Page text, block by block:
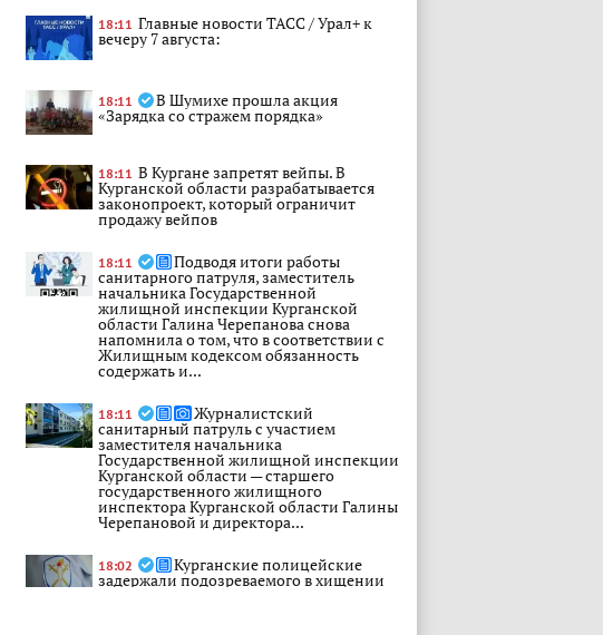
18:11 Главные новости ТАСС / Урал+ к
вечеру 7 августа:
18:11 В Шумихе прошла акция
«Зарядка со стражем порядка»
18:11 В Кургане запретят вейпы. В
Курганской области разрабатывается
законопроект, который ограничит
продажу вейпов
18:11 Подводя итоги работы
санитарного патруля, заместитель
начальника Государственной
жилищной инспекции Курганской
области Галина Черепанова снова
напомнила о том, что в соответствии с
Жилищным кодексом обязанность
содержать и...
18:11 Журналистский
санитарный патруль с участием
заместителя начальника
Государственной жилищной инспекции
Курганской области — старшего
государственного жилищного
инспектора Курганской области Галины
Черепановой и директора...
18:02 Курганские полицейские
задержали подозреваемого в хищении